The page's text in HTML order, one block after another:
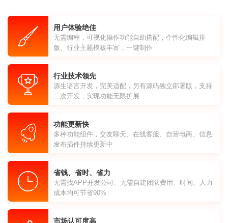
用户体验绝佳
无需编程，可视化操作功能自助搭配，个性化编辑排
版。行业主题模板丰富，一键制作
行业技术领先
源生语言开发，完美适配，另有源码独立部署版，支持
二次开发，实现功能无限扩展
功能更新快
多种功能组件，交友聊天、在线客服、自营电商、信息
发布插件持续更新中
省钱、省时、省力
无需找APP开发公司、无需自建团队费用、时间、人力
成本均可节省90%
市场认可度高